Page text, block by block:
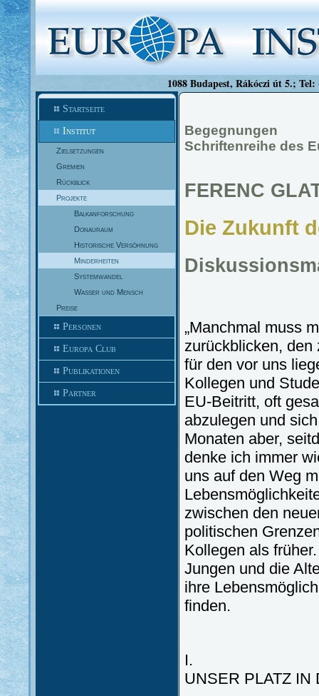
1088 Budapest, Rákóczi út 5.;
Startseite
Institut
Zielsetzungen
Gremien
Rückblick
Projekte
Balkanforschung
Donauraum
Historische Versöhnung
Minderheiten
Systemwandel
Wasser und Mensch
Preise
Personen
Europa Club
Publikationen
Partner
Begegnungen
Schriftenreihe des
FERENC
Die Zukunft
„Manchmal muss
zurückblicken, den
für den vor uns
Kollegen und
EU-Beitritt, oft
abzulegen und
Monaten aber,
denke ich immer
uns auf den Weg
zwischen den
politischen
Kollegen als
Jungen und die
ihre
finden.
I.
UNSER PLATZ IN